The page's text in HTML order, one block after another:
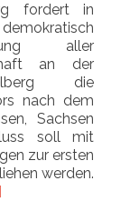
fordert in
aller
an der
die
nach dem
Sachsen
soll mit
zur ersten
werden.
more about